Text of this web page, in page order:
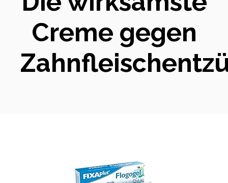
Creme gegen